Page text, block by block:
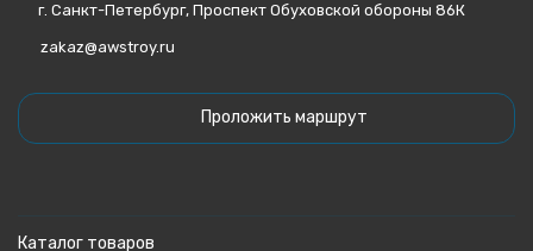
г. Санкт-Петербург, Проспект Обуховской обороны 86К
zakaz@awstroy.ru
Проложить маршрут
Каталог товаров